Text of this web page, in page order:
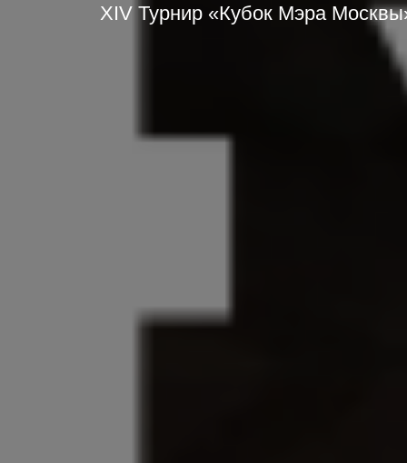
XIV Турнир «Кубок Мэра